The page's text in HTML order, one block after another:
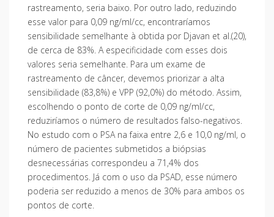
rastreamento, seria baixo. Por outro lado, reduzindo
esse valor para 0,09 ng/ml/cc, encontraríamos
sensibilidade semelhante à obtida por Djavan et al.(20),
de cerca de 83%. A especificidade com esses dois
valores seria semelhante. Para um exame de
rastreamento de câncer, devemos priorizar a alta
sensibilidade (83,8%) e VPP (92,0%) do método. Assim,
escolhendo o ponto de corte de 0,09 ng/ml/cc,
reduziríamos o número de resultados falso-negativos.
No estudo com o PSA na faixa entre 2,6 e 10,0 ng/ml, o
número de pacientes submetidos a biópsias
desnecessárias correspondeu a 71,4% dos
procedimentos. Já com o uso da PSAD, esse número
poderia ser reduzido a menos de 30% para ambos os
pontos de corte.